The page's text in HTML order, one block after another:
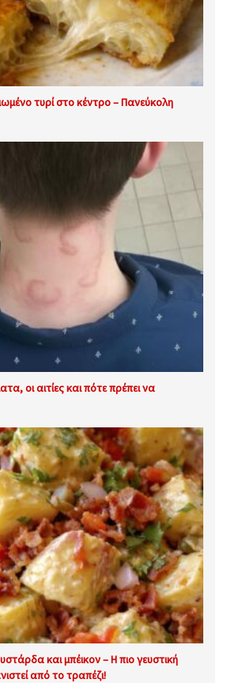
τυρί στο κέντρο – Πανεύκολη
οι αιτίες και πότε πρέπει να
και μπέικον – Η πιο γευστική
από το τραπέζι!